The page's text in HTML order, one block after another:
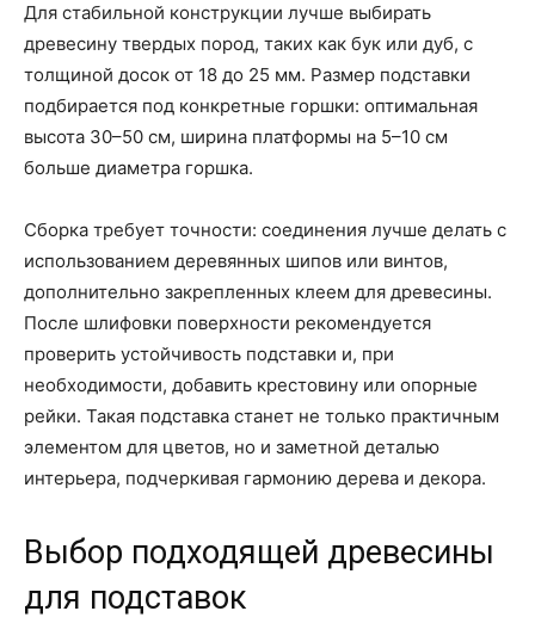
Для стабильной конструкции лучше выбирать
древесину твердых пород, таких как бук или дуб, с
толщиной досок от 18 до 25 мм. Размер подставки
подбирается под конкретные горшки: оптимальная
высота 30–50 см, ширина платформы на 5–10 см
больше диаметра горшка.
Сборка требует точности: соединения лучше делать с
использованием деревянных шипов или винтов,
дополнительно закрепленных клеем для древесины.
После шлифовки поверхности рекомендуется
проверить устойчивость подставки и, при
необходимости, добавить крестовину или опорные
рейки. Такая подставка станет не только практичным
элементом для цветов, но и заметной деталью
интерьера, подчеркивая гармонию дерева и декора.
Выбор подходящей древесины
для подставок